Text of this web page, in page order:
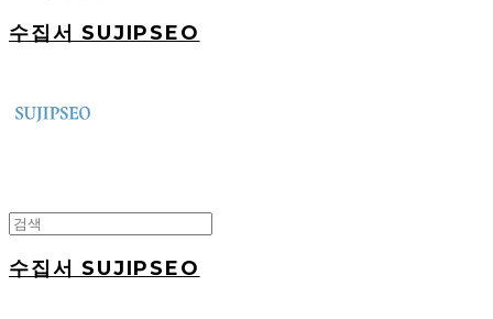
수집서 SUJIPSEO
수집서 SUJIPSEO